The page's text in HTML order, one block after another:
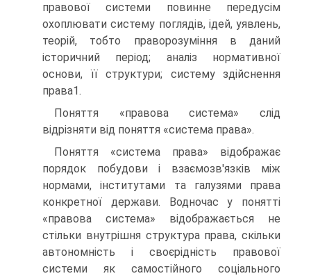
правової системи повинне передусім
охоплювати систему поглядів, ідей, уявлень,
теорій, тобто праворозуміння в даний
історичний період; аналіз нормативної
основи, її структури; систему здійснення
права1.
Поняття «правова система» слід
відрізняти від поняття «система права».
Поняття «система права» відображає
порядок побудови і взаємозв'язків між
нормами, інститутами та галузями права
конкретної держави. Водночас у понятті
«правова система» відображається не
стільки внутрішня структура права, скільки
автономність і своєрідність правової
системи як самостійного соціального